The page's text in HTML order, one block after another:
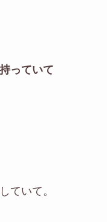
っていて
ていて。